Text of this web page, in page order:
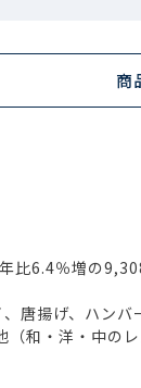
商
6.4％増の
揚げ、ハン
和・洋・中の